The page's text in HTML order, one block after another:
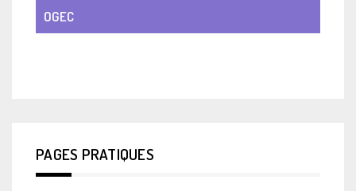
OGEC
PAGES PRATIQUES